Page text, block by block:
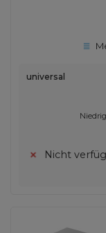
universal
Nicht